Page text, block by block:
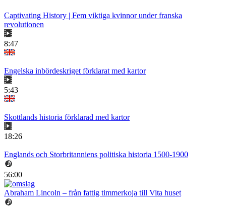
Captivating History | Fem viktiga kvinnor under franska
revolutionen
8:47
Engelska inbördeskriget förklarat med kartor
5:43
Skottlands historia förklarad med kartor
18:26
Englands och Storbritanniens politiska historia 1500-1900
56:00
Abraham Lincoln – från fattig timmerkoja till Vita huset